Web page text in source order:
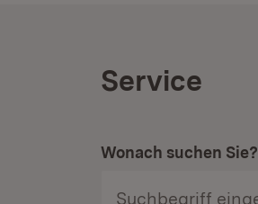
Service
Wonach suchen Sie?